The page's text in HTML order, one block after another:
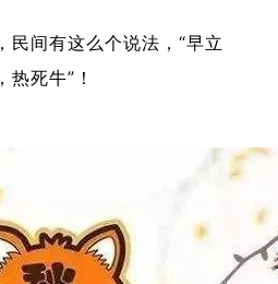
民间有这么个说法，“早立
死牛”！